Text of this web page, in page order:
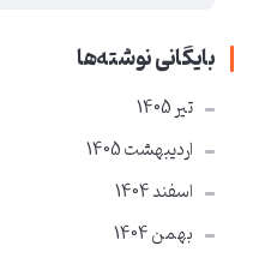
بایگانی نوشته‌ها
تير 1405
ارديبهشت 1405
اسفند 1404
بهمن 1404